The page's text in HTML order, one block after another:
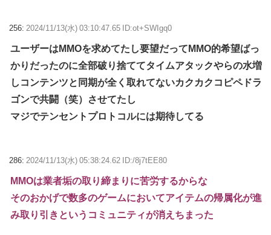
256: 2024/11/13(水) 03:10:47.65 ID:ot+SWIgq0
ユーザーはMMOを求めてたし要望だってMMO的希望ばっ
かりだったのに全部破り捨ててタイムアタックやらの水増
しコンテンツと同期が全く取れてないカクカクコピペドラ
ゴンで共闘（笑）させてたし
マジでテンセントプロトコルには期待してる
286: 2024/11/13(水) 05:38:24.62 ID:/8j7tEE80
MMOは業者垢の取り締まりに苦労するからな
そのおかげで数多のゲームにおいてアイテムの帰属化が進
み取り引きというコミュニティが消えちまった